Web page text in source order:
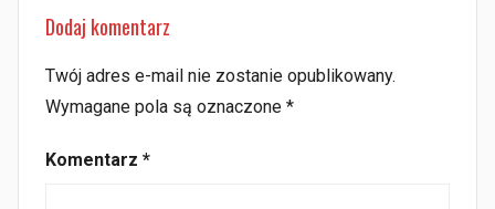
Dodaj komentarz
Twój adres e-mail nie zostanie opublikowany.
Wymagane pola są oznaczone *
Komentarz *